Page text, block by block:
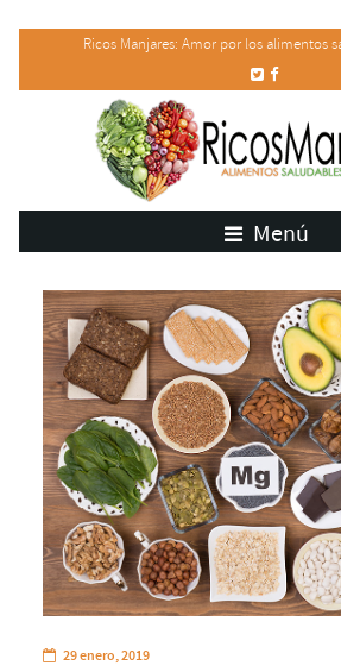
Ricos Manjares: Amor por los alimentos
Menú
29 enero, 2019